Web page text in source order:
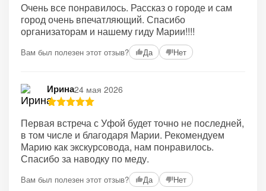
Очень все понравилось. Рассказ о городе и сам
город очень впечатляющий. Спасибо
организаторам и нашему гиду Марии!!!!
Вам был полезен этот отзыв? Да Нет
Ирина24 мая 2026
Первая встреча с Уфой будет точно не последней,
в том числе и благодаря Марии. Рекомендуем
Марию как экскурсовода, нам понравилось.
Спасибо за наводку по меду.
Вам был полезен этот отзыв? Да Нет